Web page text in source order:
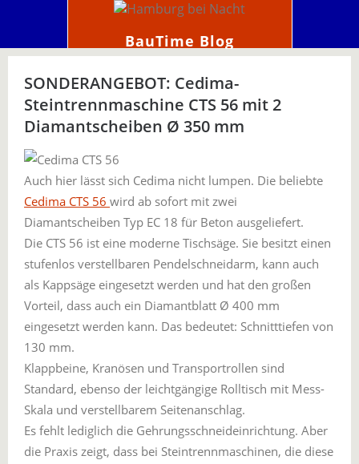
BauTime Blog
SONDERANGEBOT: Cedima-
Steintrennmaschine CTS 56 mit 2
Diamantscheiben Ø 350 mm
Auch hier lässt sich Cedima nicht lumpen. Die beliebte
Cedima CTS 56 wird ab sofort mit zwei
Diamantscheiben Typ EC 18 für Beton ausgeliefert.
Die CTS 56 ist eine moderne Tischsäge. Sie besitzt einen
stufenlos verstellbaren Pendelschneidarm, kann auch
als Kappsäge eingesetzt werden und hat den großen
Vorteil, dass auch ein Diamantblatt Ø 400 mm
eingesetzt werden kann. Das bedeutet: Schnitttiefen von
130 mm.
Klappbeine, Kranösen und Transportrollen sind
Standard, ebenso der leichtgängige Rolltisch mit Mess-
Skala und verstellbarem Seitenanschlag.
Es fehlt lediglich die Gehrungsschneideinrichtung. Aber
die Praxis zeigt, dass bei Steintrennmaschinen, die diese